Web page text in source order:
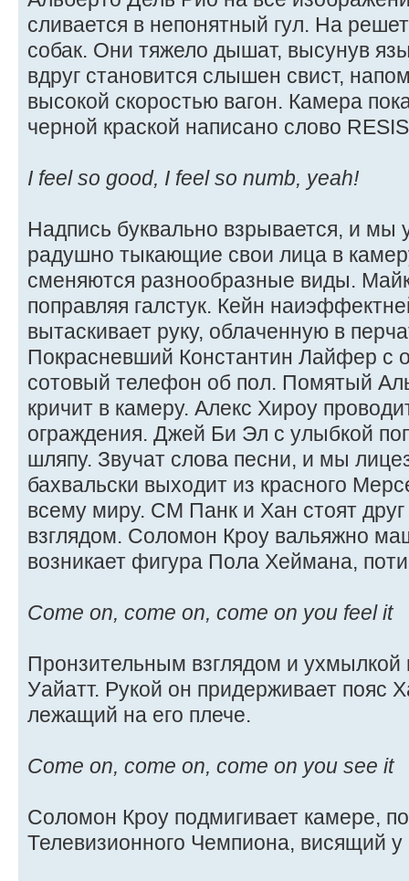
сливается в непонятный гул. На
собак. Они тяжело дышат, высунув
вдруг становится слышен свист,
высокой скоростью вагон. Камера
черной краской написано слово
I feel so good, I feel so numb, yeah!
Надпись буквально взрывается, и мы
радушно тыкающие свои лица в
сменяются разнообразные виды.
поправляя галстук. Кейн
вытаскивает руку, облаченную в
Покрасневший Константин Лайфер с
сотовый телефон об пол. Помятый
кричит в камеру. Алекс Хироу
ограждения. Джей Би Эл с улыбкой
шляпу. Звучат слова песни, и мы
бахвальски выходит из красного
всему миру. СМ Панк и Хан стоят друг
взглядом. Соломон Кроу вальяжно
возникает фигура Пола Хеймана,
Come on, come on, come on you feel it
Пронзительным взглядом и ухмылкой
Уайатт. Рукой он придерживает пояс
лежащий на его плече.
Come on, come on, come on you see it
Соломон Кроу подмигивает камере,
Телевизионного Чемпиона, висящий у